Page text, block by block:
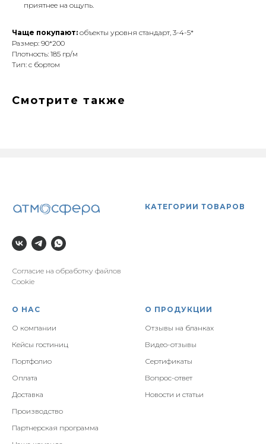
приятнее на ощупь.
Чаще покупают: объекты уровня стандарт, 3-4-5*
Размер: 90*200
Плотность: 185 гр/м
Тип: с бортом
Смотрите также
Согласие на обработку файлов
Cookie
КАТЕГОРИИ ТОВАРОВ
О НАС
О компании
Кейсы гостиниц
Портфолио
Оплата
Доставка
Производство
Партнерская программа
О ПРОДУКЦИИ
Отзывы на бланках
Видео-отзывы
Сертификаты
Вопрос-ответ
Новости и статьи